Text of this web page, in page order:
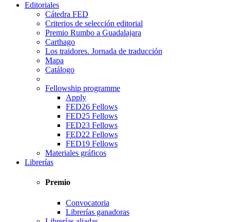
Editoriales
Cátedra FED
Criterios de selección editorial
Premio Rumbo a Guadalajara
Carthago
Los traidores. Jornada de traducción
Mapa
Catálogo
Fellowship programme
Apply
FED26 Fellows
FED25 Fellows
FED23 Fellows
FED22 Fellows
FED19 Fellows
Materiales gráficos
Librerías
Premio
Convocatoria
Librerías ganadoras